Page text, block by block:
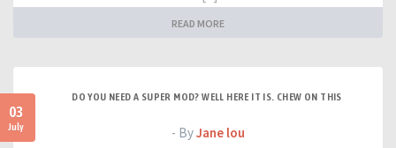
READ MORE
03
July
DO YOU NEED A SUPER MOD? WELL HERE IT IS. CHEW ON THIS
- ByJane lou